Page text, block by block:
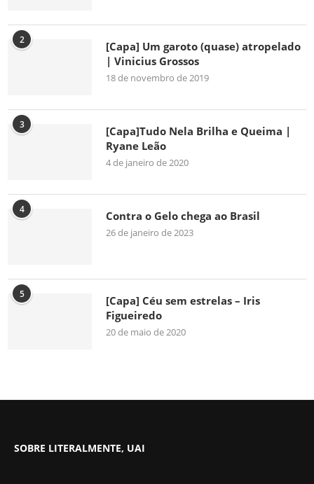
2
[Capa] Um garoto (quase) atropelado
| Vinicius Grossos
18 de novembro de 2019
3
[Capa]Tudo Nela Brilha e Queima |
Ryane Leão
4 de janeiro de 2020
4 Contra o Gelo chega ao Brasil
26 de janeiro de 2023
5
[Capa] Céu sem estrelas – Iris
Figueiredo
20 de maio de 2020
SOBRE LITERALMENTE, UAI